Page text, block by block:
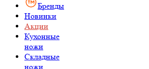
Бренды
Новинки
Акции
Кухонные
ножи
Складные
ножи